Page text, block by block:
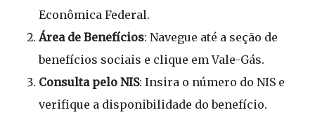
Econômica Federal.
Área de Benefícios: Navegue até a seção de
benefícios sociais e clique em Vale-Gás.
Consulta pelo NIS: Insira o número do NIS e
verifique a disponibilidade do benefício.